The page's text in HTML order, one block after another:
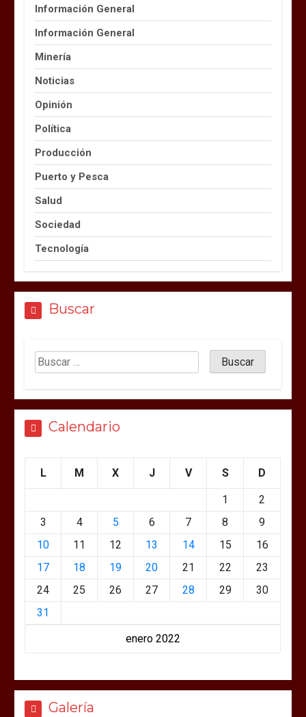
Información General
Información General
Minería
Noticias
Opinión
Política
Producción
Puerto y Pesca
Salud
Sociedad
Tecnología
Buscar
Calendario
enero 2022
L M X J V S D
1
2
3
4 5 6 7 8
9
10
11 12 13 14 15
16
17
18 19 20 21 22
23
24
25 26 27 28 29
30
31
Galería